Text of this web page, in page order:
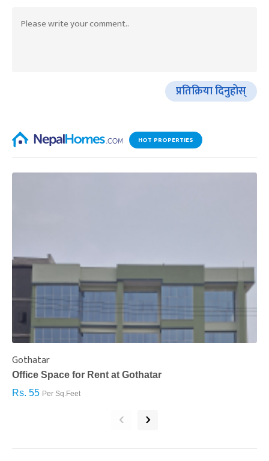
प्रतिक्रिया दिनुहोस्
HOT PROPERTIES
Gothatar
Office Space for Rent at Gothatar
Rs. 55 Per Sq.Feet
‹ ›